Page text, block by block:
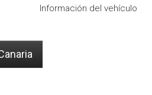
Información del vehículo